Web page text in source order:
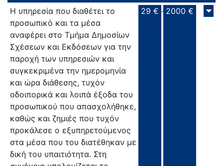
Η υπηρεσία που διαθέτει το
προσωπικό και τα μέσα
αναφέρει στο Τμήμα Δημοσίων
Σχέσεων και Εκδόσεων για την
παροχή των υπηρεσιών και
συγκεκριμένα την ημερομηνία
και ώρα διάθεσης, τυχόν
οδοιπορικά και λοιπά έξοδα του
προσωπικού που απασχολήθηκε,
καθώς και ζημιές που τυχόν
προκάλεσε ο εξυπηρετούμενος
στα μέσα που του διατέθηκαν με
δική του υπαιτιότητα. Στη
29 € - 2000 €